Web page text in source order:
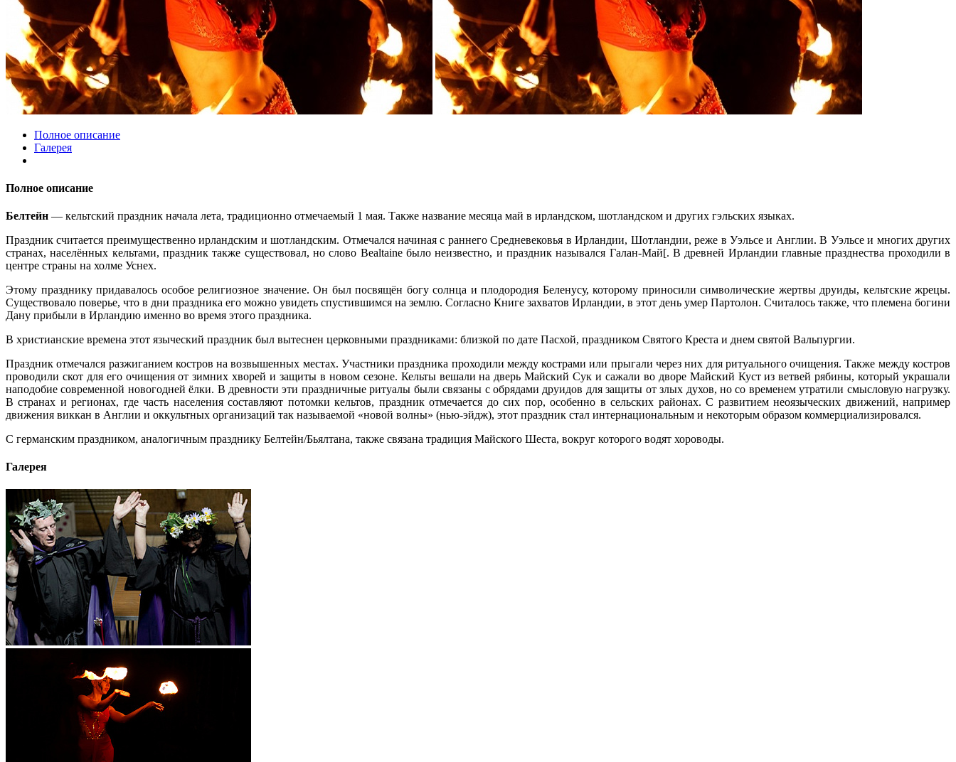
Полное описание
Галерея
Полное описание
Белтейн — кельтский праздник начала лета, традиционно отмечаемый 1 мая. Также название месяца май в ирландском, шотландском и других гэльских языках.
Праздник считается преимущественно ирландским и шотландским. Отмечался начиная с раннего Средневековья в Ирландии, Шотландии, реже в Уэльсе и Англии. В Уэльсе и многих других
странах, населённых кельтами, праздник также существовал, но слово Bealtaine было неизвестно, и праздник назывался Галан-Май[. В древней Ирландии главные празднества проходили в
центре страны на холме Уснех.
Этому празднику придавалось особое религиозное значение. Он был посвящён богу солнца и плодородия Беленусу, которому приносили символические жертвы друиды, кельтские жрецы.
Существовало поверье, что в дни праздника его можно увидеть спустившимся на землю. Согласно Книге захватов Ирландии, в этот день умер Партолон. Считалось также, что племена богини
Дану прибыли в Ирландию именно во время этого праздника.
В христианские времена этот языческий праздник был вытеснен церковными праздниками: близкой по дате Пасхой, праздником Святого Креста и днем святой Вальпургии.
Праздник отмечался разжиганием костров на возвышенных местах. Участники праздника проходили между кострами или прыгали через них для ритуального очищения. Также между костров
проводили скот для его очищения от зимних хворей и защиты в новом сезоне. Кельты вешали на дверь Майский Сук и сажали во дворе Майский Куст из ветвей рябины, который украшали
наподобие современной новогодней ёлки. В древности эти праздничные ритуалы были связаны с обрядами друидов для защиты от злых духов, но со временем утратили смысловую нагрузку.
В странах и регионах, где часть населения составляют потомки кельтов, праздник отмечается до сих пор, особенно в сельских районах. С развитием неоязыческих движений, например
движения виккан в Англии и оккультных организаций так называемой «новой волны» (нью-эйдж), этот праздник стал интернациональным и некоторым образом коммерциализировался.
С германским праздником, аналогичным празднику Белтейн/Бьялтана, также связана традиция Майского Шеста, вокруг которого водят хороводы.
Галерея